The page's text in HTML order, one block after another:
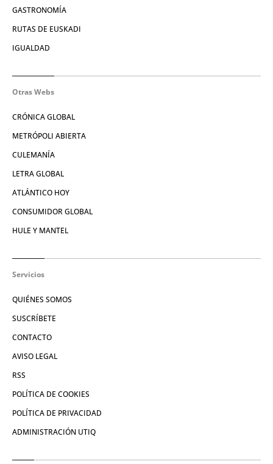
GASTRONOMÍA
RUTAS DE EUSKADI
IGUALDAD
Otras Webs
CRÓNICA GLOBAL
METRÓPOLI ABIERTA
CULEMANÍA
LETRA GLOBAL
ATLÁNTICO HOY
CONSUMIDOR GLOBAL
HULE Y MANTEL
Servicios
QUIÉNES SOMOS
SUSCRÍBETE
CONTACTO
AVISO LEGAL
RSS
POLÍTICA DE COOKIES
POLÍTICA DE PRIVACIDAD
ADMINISTRACIÓN UTIQ